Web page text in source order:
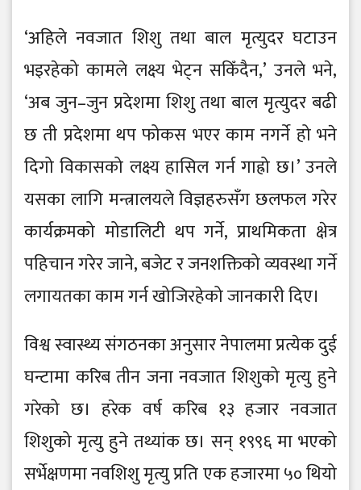
‘अहिले नवजात शिशु तथा बाल मृत्युदर घटाउन
भइरहेको कामले लक्ष्य भेट्न सकिँदैन,’ उनले भने,
‘अब जुन–जुन प्रदेशमा शिशु तथा बाल मृत्युदर बढी
छ ती प्रदेशमा थप फोकस भएर काम नगर्ने हो भने
दिगो विकासको लक्ष्य हासिल गर्न गाह्रो छ।’ उनले
यसका लागि मन्त्रालयले विज्ञहरुसँग छलफल गरेर
कार्यक्रमको मोडालिटी थप गर्ने, प्राथमिकता क्षेत्र
पहिचान गरेर जाने, बजेट र जनशक्तिको व्यवस्था गर्ने
लगायतका काम गर्न खोजिरहेको जानकारी दिए।
विश्व स्वास्थ्य संगठनका अनुसार नेपालमा प्रत्येक दुई
घन्टामा करिब तीन जना नवजात शिशुको मृत्यु हुने
गरेको छ। हरेक वर्ष करिब १३ हजार नवजात
शिशुको मृत्यु हुने तथ्यांक छ। सन् १९९६ मा भएको
सर्भेक्षणमा नवशिशु मृत्यु प्रति एक हजारमा ५० थियो